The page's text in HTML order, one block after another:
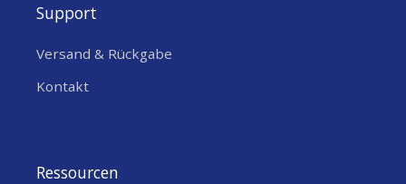
Support
Versand & Rückgabe
Kontakt
Ressourcen